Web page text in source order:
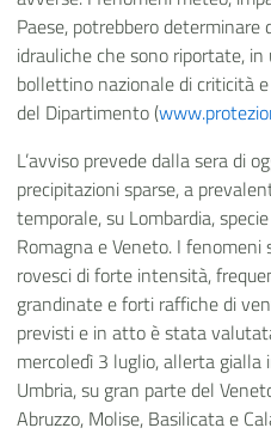
Paese, potrebbero
idrauliche che sono riportate,
bollettino nazionale di criticità
del Dipartimento (
L’avviso prevede dalla sera di
precipitazioni sparse, a
temporale, su Lombardia,
Romagna e Veneto. I
rovesci di forte intensità,
grandinate e forti raffiche di
previsti e in atto è stata
mercoledì 3 luglio, allerta gialla
Umbria, su gran parte del
Abruzzo, Molise, Basilicata e